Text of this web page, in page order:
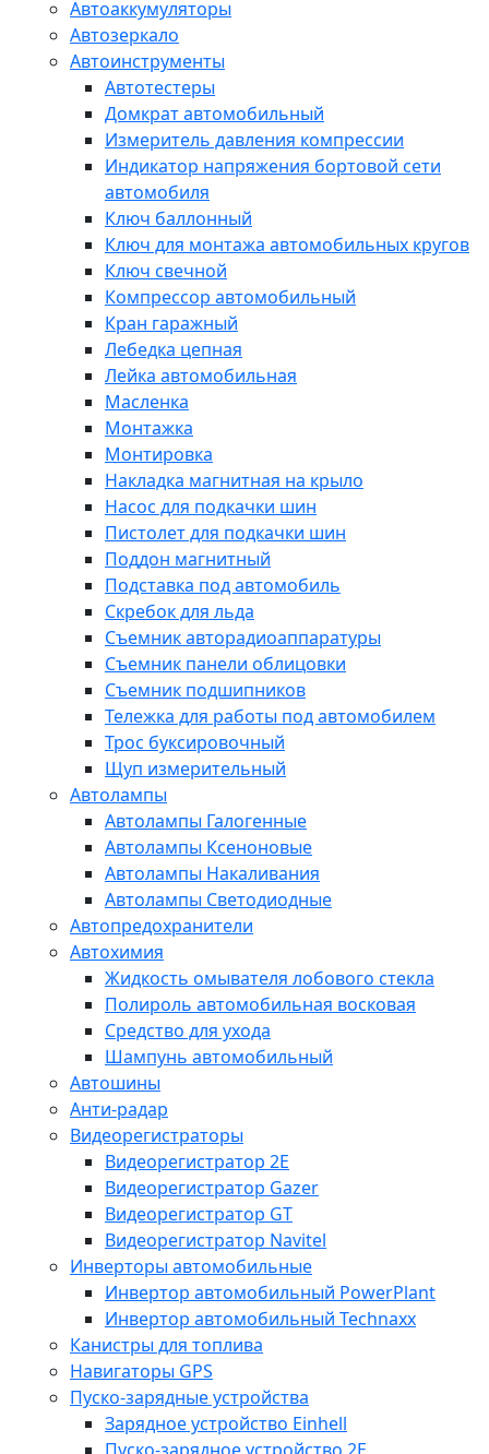
Автоаккумуляторы
Автозеркало
Автоинструменты
Автотестеры
Домкрат автомобильный
Измеритель давления компрессии
Индикатор напряжения бортовой сети
автомобиля
Ключ баллонный
Ключ для монтажа автомобильных кругов
Ключ свечной
Компрессор автомобильный
Кран гаражный
Лебедка цепная
Лейка автомобильная
Масленка
Монтажка
Монтировка
Накладка магнитная на крыло
Насос для подкачки шин
Пистолет для подкачки шин
Поддон магнитный
Подставка под автомобиль
Скребок для льда
Съемник авторадиоаппаратуры
Съемник панели облицовки
Съемник подшипников
Тележка для работы под автомобилем
Трос буксировочный
Щуп измерительный
Автолампы
Автолампы Галогенные
Автолампы Ксеноновые
Автолампы Накаливания
Автолампы Светодиодные
Автопредохранители
Автохимия
Жидкость омывателя лобового стекла
Полироль автомобильная восковая
Средство для ухода
Шампунь автомобильный
Автошины
Анти-радар
Видеорегистраторы
Видеорегистратор 2E
Видеорегистратор Gazer
Видеорегистратор GT
Видеорегистратор Navitel
Инверторы автомобильные
Инвертор автомобильный PowerPlant
Инвертор автомобильный Technaxx
Канистры для топлива
Навигаторы GPS
Пуско-зарядные устройства
Зарядное устройство Einhell